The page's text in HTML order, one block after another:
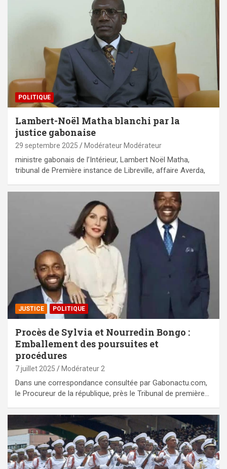
POLITIQUE
Lambert-Noël Matha blanchi par la
justice gabonaise
29 septembre 2025 Modérateur Modérateur
ministre gabonais de l’Intérieur, Lambert Noël Matha,
tribunal de Première instance de Libreville, affaire Averda,
JUSTICE POLITIQUE
Procès de Sylvia et Nourredin Bongo :
Emballement des poursuites et
procédures
7 juillet 2025 Modérateur 2
‎Dans une correspondance consultée par Gabonactu.com,
le Procureur de la république, près le Tribunal de première…